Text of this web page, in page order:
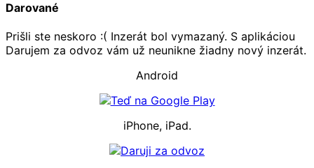
Darované
Prišli ste neskoro :( Inzerát bol vymazaný. S aplikáciou
Darujem za odvoz vám už neunikne žiadny nový inzerát.
Android
iPhone, iPad.